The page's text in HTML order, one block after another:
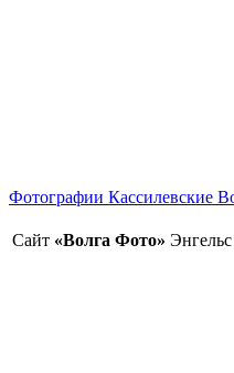
Фотографии Кассилевские
Сайт «Волга Фото»